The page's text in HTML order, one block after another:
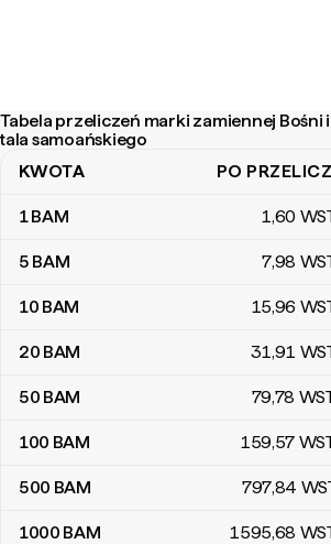
Tabela przeliczeń marki zamiennej Bośni
tala samoańskiego
Tabela przeliczeń marki zamiennej Bośni i
KWOTA PO
1BAM 1,60
5 BAM 7,98
10 BAM 15,96
20 BAM 31,91
50 BAM 79,78
100 BAM 159,57
500 BAM 797,84
1000 BAM 1595,68